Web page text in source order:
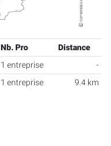
Nb. Pro
Distance
1 entreprise
-
1 entreprise 9.4 km